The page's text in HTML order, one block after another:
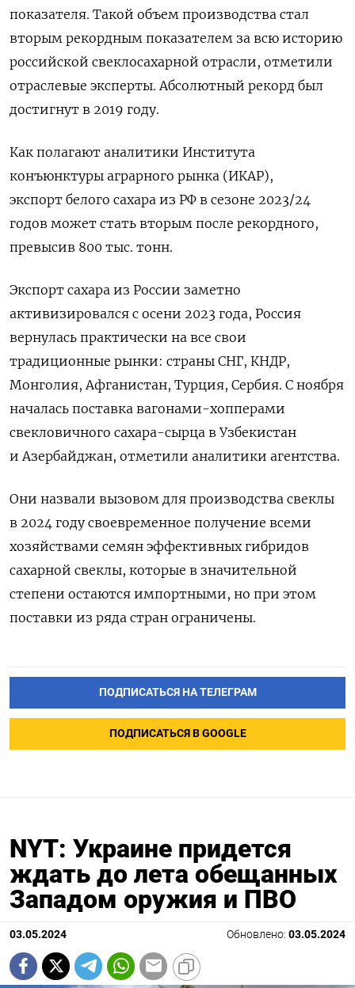
показателя. Такой объем производства стал
вторым рекордным показателем за всю историю
российской свеклосахарной отрасли, отметили
отраслевые эксперты. Абсолютный рекорд был
достигнут в 2019 году.
Как полагают аналитики Института
конъюнктуры аграрного рынка (ИКАР),
экспорт белого сахара из РФ в сезоне 2023/24
годов может стать вторым после рекордного,
превысив 800 тыс. тонн.
Экспорт сахара из России заметно
активизировался с осени 2023 года, Россия
вернулась практически на все свои
традиционные рынки: страны СНГ, КНДР,
Монголия, Афганистан, Турция, Сербия. С ноября
началась поставка вагонами-хопперами
свекловичного сахара-сырца в Узбекистан
и Азербайджан, отметили аналитики агентства.
Они назвали вызовом для производства свеклы
в 2024 году своевременное получение всеми
хозяйствами семян эффективных гибридов
сахарной свеклы, которые в значительной
степени остаются импортными, но при этом
поставки из ряда стран ограничены.
ПОДПИСАТЬСЯ НА ТЕЛЕГРАМ
ПОДПИСАТЬСЯ В GOOGLE
NYT: Украине придется
ждать до лета обещанных
Западом оружия и ПВО
03.05.2024 Обновлено: 03.05.2024